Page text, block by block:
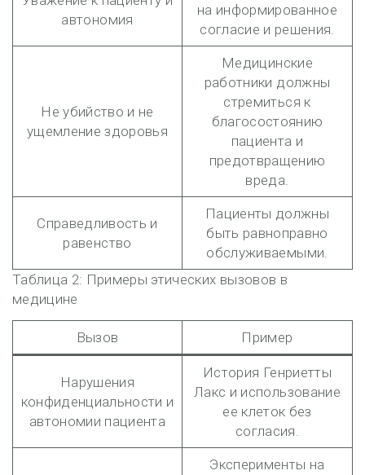
автономия
на информированное
согласие и решения.
Не убийство и не
ущемление здоровья
Медицинские
работники должны
стремиться к
благосостоянию
пациента и
предотвращению
вреда.
Справедливость и
равенство
Пациенты должны
быть равноправно
обслуживаемыми.
Таблица 2: Примеры этических вызовов в
медицине
Вызов Пример
Нарушения
конфиденциальности и
автономии пациента
История Генриетты
Лакс и использование
ее клеток без
согласия.
Эксперименты на